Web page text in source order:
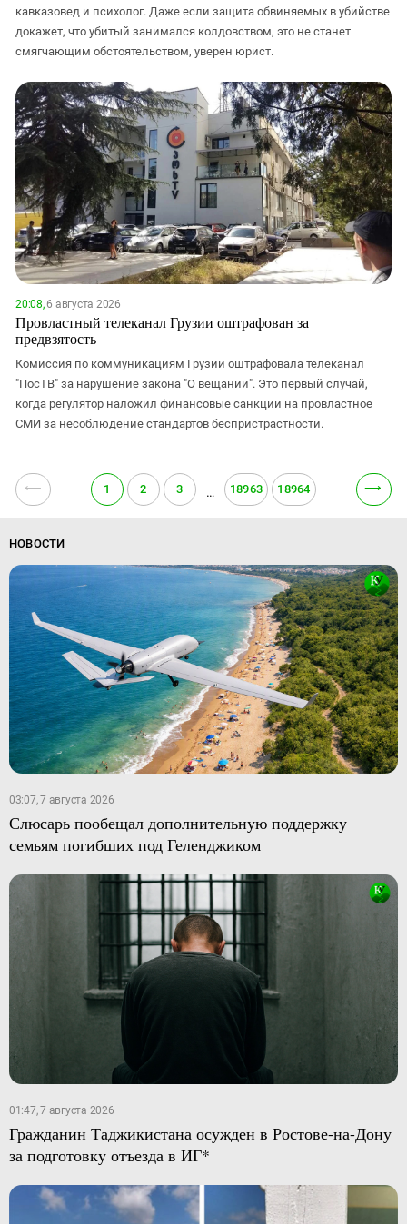
кавказовед и психолог. Даже если защита обвиняемых в убийстве
докажет, что убитый занимался колдовством, это не станет
смягчающим обстоятельством, уверен юрист.
20:08,6 августа 2026
Провластный телеканал Грузии оштрафован за
предвзятость
Комиссия по коммуникациям Грузии оштрафовала телеканал
"ПосТВ" за нарушение закона "О вещании". Это первый случай,
когда регулятор наложил финансовые санкции на провластное
СМИ за несоблюдение стандартов беспристрастности.
⟵ 1 2 3 … 18963 18964 ⟶
НОВОСТИ
03:07, 7 августа 2026
Слюсарь пообещал дополнительную поддержку
семьям погибших под Геленджиком
01:47, 7 августа 2026
Гражданин Таджикистана осужден в Ростове-на-Дону
за подготовку отъезда в ИГ*